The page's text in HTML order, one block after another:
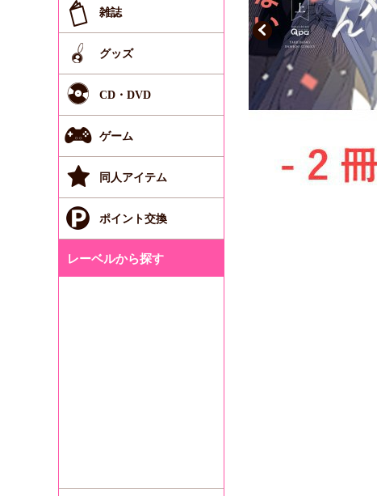
雑誌
グッズ
CD・DVD
ゲーム
同人アイテム
ポイント交換
レーベルから探す